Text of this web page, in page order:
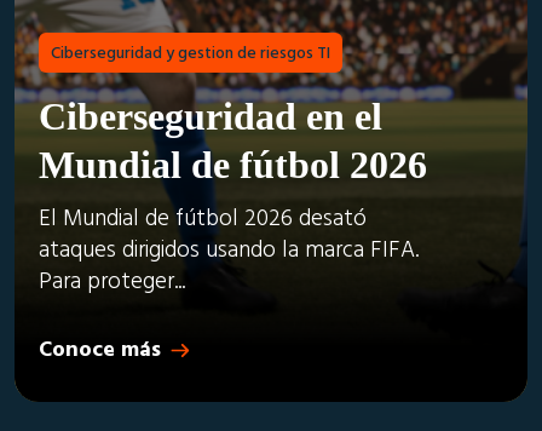
Ciberseguridad y gestion de riesgos TI
Ciberseguridad en el
Mundial de fútbol 2026
El Mundial de fútbol 2026 desató
ataques dirigidos usando la marca FIFA.
Para proteger...
Conoce más